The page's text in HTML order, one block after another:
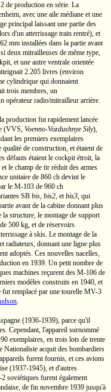
de production en série. La
avec une aile médiane et une
principal laissant une partie des
d'un atterrissage train rentré), et
mm installées dans la partie avant
deux mitrailleuses de même type,
et une autre ventrale orientée
2.205 livres (environ
cylindrique qui donnaient
trois membres, un
opérateur radio/mitrailleur arrière.
la production fut rapidement lancée
(VVS, Voenno-Vozdushnye Sily),
les premiers exemplaires
de construction, et étaient de
défauts étaient le cockpit étroit, la
le champ de tir réduit des armes
unitaire de 860 ch devint le
le M-103 de 960 ch
SB bis, bis2, etbis3, qui
avant de la cabine donnant plus
structure, le montage de support
500 kg, et de réservoirs
à skis. Le montage de la
radiateurs, donnant une ligne plus
adoptés. Ces nouvelles nacelles,
en 1939. Un petit nombre de
machines reçurent des M-106 de
modèles construits en 1940, et
fut remplacé par une tourelle MV-3
.
(1936-1939), parce qu'il
Cependant, l'appareil surnommé
exemplaires, en trois lots de trente
Nationaliste acquit des bombardiers
furent fournis, et ces avions
(1937-1945), et d'autres
soviétiques furent également
de fin novembre 1939 jusqu'à